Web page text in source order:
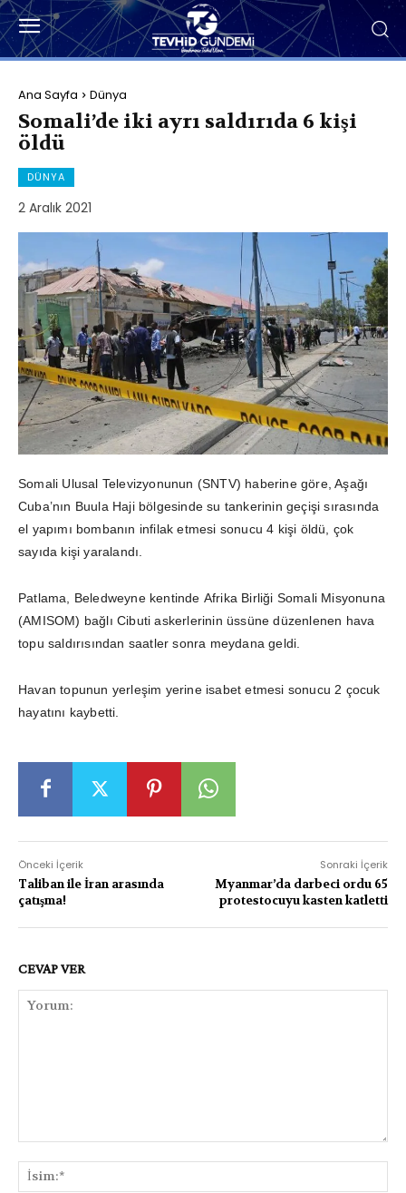
Ana Sayfa Dünya
Somali’de iki ayrı saldırıda 6 kişi
öldü
DÜNYA
2 Aralık 2021
Somali Ulusal Televizyonunun (SNTV) haberine göre, Aşağı
Cuba’nın Buula Haji bölgesinde su tankerinin geçişi sırasında
el yapımı bombanın infilak etmesi sonucu 4 kişi öldü, çok
sayıda kişi yaralandı.
Patlama, Beledweyne kentinde Afrika Birliği Somali Misyonuna
(AMISOM) bağlı Cibuti askerlerinin üssüne düzenlenen hava
topu saldırısından saatler sonra meydana geldi.
Havan topunun yerleşim yerine isabet etmesi sonucu 2 çocuk
hayatını kaybetti.
Önceki İçerik
Taliban ile İran arasında
çatışma!
Sonraki İçerik
Myanmar’da darbeci ordu 65
protestocuyu kasten katletti
CEVAP VER